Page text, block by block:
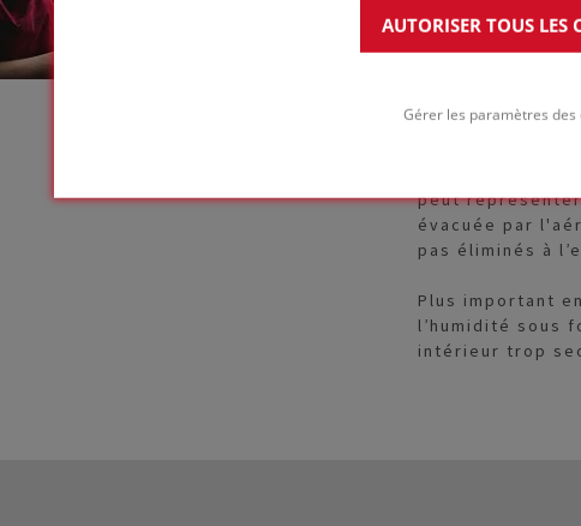
AUTORISER TOUS LES
Gérer les paramètres des
non isolé serait
d'énergie
L'élimination
Cela se produit
dans l'équilibre
progressive de
peut
évacuée par
pas éliminés à
Plus important
l’humidité sous
intérieur trop